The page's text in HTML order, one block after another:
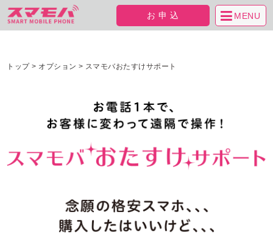
MENU
お申込
トップ> オプション > スマモバおたすけサポート